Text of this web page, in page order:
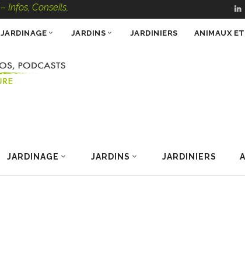
Vidéos, Podcasts – 100 % Nature
JARDINAGE JARDINS JARDINIERS
JARDINAGE JARDINS JARDINIERS ANIMAUX